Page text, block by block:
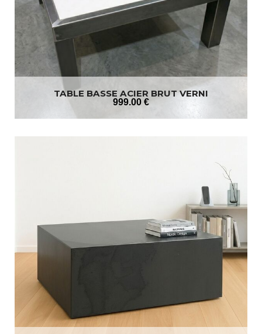
TABLE BASSE ACIER BRUT VERNI
999.00 €